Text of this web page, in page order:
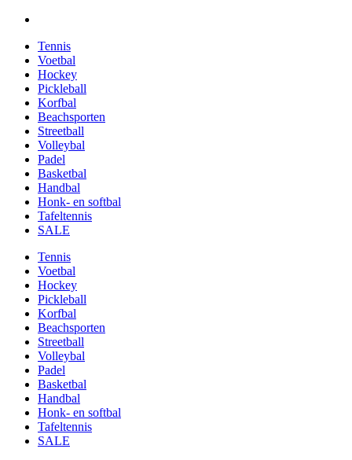
Tennis
Voetbal
Hockey
Pickleball
Korfbal
Beachsporten
Streetball
Volleybal
Padel
Basketbal
Handbal
Honk- en softbal
Tafeltennis
SALE
Tennis
Voetbal
Hockey
Pickleball
Korfbal
Beachsporten
Streetball
Volleybal
Padel
Basketbal
Handbal
Honk- en softbal
Tafeltennis
SALE